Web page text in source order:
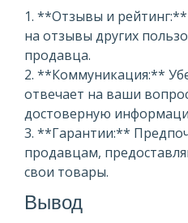
1. **Отзывы и
на отзывы других
продавца.
2. **Коммуникация:**
отвечает на ваши
достоверную
3. **Гарантии:**
продавцам,
свои товары.
Вывод